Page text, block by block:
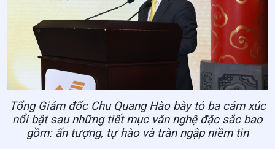
Tổng Giám đốc Chu Quang Hào bày tỏ ba cảm xúc
nổi bật sau những tiết mục văn nghệ đặc sắc bao
gồm: ấn tượng, tự hào và tràn ngập niềm tin